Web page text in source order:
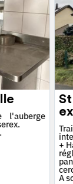
l'auberge
+
A